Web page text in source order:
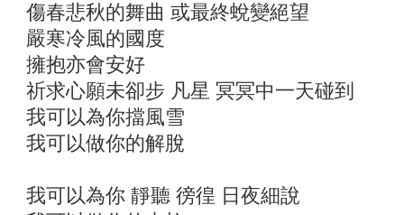
傷春悲秋的舞曲 或最終蛻變絕望
嚴寒冷風的國度
擁抱亦會安好
祈求心願未卻步 凡星 冥冥中一天碰到
我可以為你擋風雪
我可以做你的解脫
我可以為你 靜聽 徬徨 日夜細說